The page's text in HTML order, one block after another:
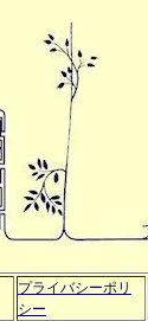
プライバシーポリ
シー